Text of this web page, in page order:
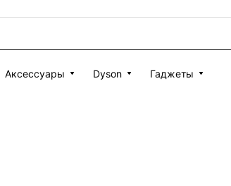
Аксессуары Dyson Гаджеты